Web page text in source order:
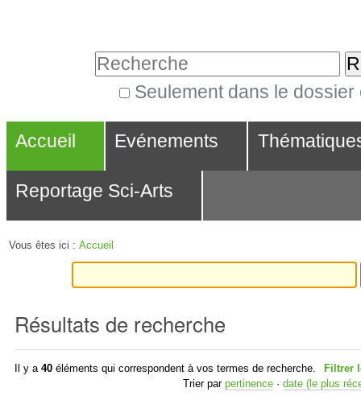
Aller
à
la
navigation
Chercher par
Seulement dans le dossier
avancée…
Navigation
Accueil Evénements
Reportage Sci-Arts
Vous êtes ici : Accueil
Résultats de recherche
Il y a40 éléments qui correspondent à vos termes de recherche.
Filtrer
Trier par pertinence · date (le plus